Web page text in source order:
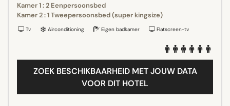
Kamer 1 : 2 Eenpersoonsbed
Kamer 2 : 1 Tweepersoonsbed (super kingsize)
Tv Airconditioning Eigen badkamer Flatscreen-tv
ZOEK BESCHIKBAARHEID MET JOUW DATA
VOOR DIT HOTEL